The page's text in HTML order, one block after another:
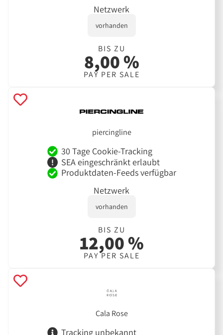
Netzwerk
vorhanden
BIS ZU
8,00 %
PAY PER SALE
piercingline
30 Tage Cookie-Tracking
SEA eingeschränkt erlaubt
Produktdaten-Feeds verfügbar
Netzwerk
vorhanden
BIS ZU
12,00 %
PAY PER SALE
Cala Rose
Tracking unbekannt